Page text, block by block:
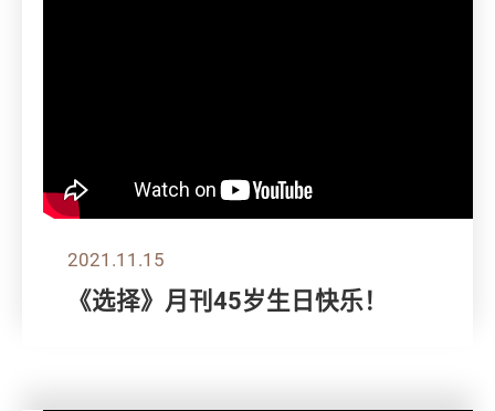
2021.11.15
《选择》月刊45岁生日快乐！